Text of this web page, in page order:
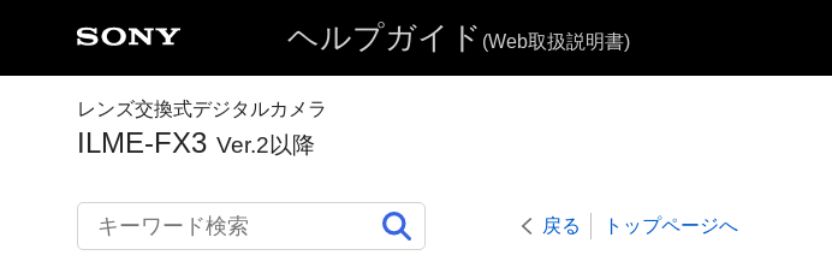
ヘルプガイド (Web取扱説明書)
レンズ交換式デジタルカメラ
ILME-FX3 Ver.2以降
戻る トップページへ
はじめに
各部の名称
準備/基本的な撮影